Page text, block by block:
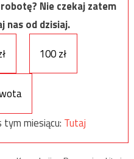
Nie czekaj zatem
nas od dzisiaj.
100 zł
miesiącu: Tutaj